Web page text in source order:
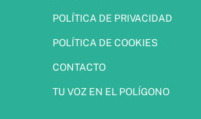
POLÍTICA DE PRIVACIDAD
POLÍTICA DE COOKIES
CONTACTO
TU VOZ EN EL POLÍGONO